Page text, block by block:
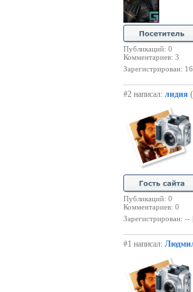
Публикаций: 0
Комментариев: 3
Зарегистрирован:
#2 написал: лидия
Публикаций: 0
Комментариев: 0
Зарегистрирован: --
#1 написал: